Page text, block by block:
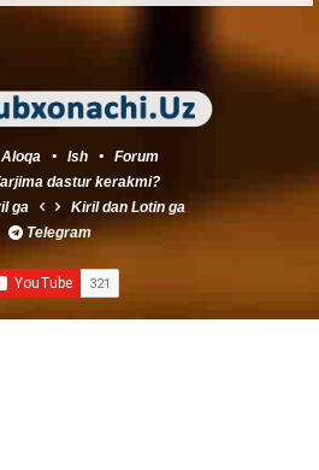
• Ish • Forum
dastur kerakmi?
ga Kirildan Lotinga
Telegram